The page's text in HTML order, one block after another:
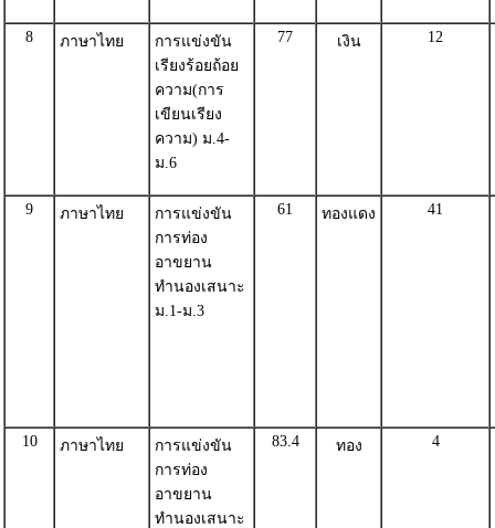
8 ภาษาไทย
การแข่งขัน
เรียงร้อยถ้อย
ความ(การ
เขียนเรียง
ความ) ม.4-
ม.6
77 เงิน 12
9 ภาษาไทย
การแข่งขัน
การท่อง
อาขยาน
ทำนองเสนาะ
ม.1-ม.3
61 ทองแดง 41
10 ภาษาไทย
การแข่งขัน
การท่อง
อาขยาน
ทำนองเสนาะ
83.4 ทอง 4